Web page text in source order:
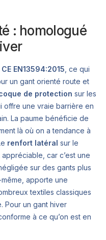
: homologué
EN13594:2015, ce qui
un gant orienté route et
de protection sur les
offre une vraie barrière en
La paume bénéficie de
là où on a tendance à
renfort latéral sur le
car c’est une
sur des gants plus
apporte une
textiles classiques
Pour un gant hiver
à ce qu’on est en